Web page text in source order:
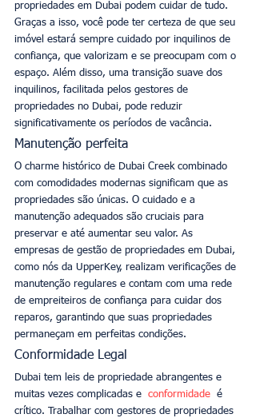
propriedades em Dubai podem cuidar de tudo.
Graças a isso, você pode ter certeza de que seu
imóvel estará sempre cuidado por inquilinos de
confiança, que valorizam e se preocupam com o
espaço. Além disso, uma transição suave dos
inquilinos, facilitada pelos gestores de
propriedades no Dubai, pode reduzir
significativamente os períodos de vacância.
Manutenção perfeita
O charme histórico de Dubai Creek combinado
com comodidades modernas significam que as
propriedades são únicas. O cuidado e a
manutenção adequados são cruciais para
preservar e até aumentar seu valor. As
empresas de gestão de propriedades em Dubai,
como nós da UpperKey, realizam verificações de
manutenção regulares e contam com uma rede
de empreiteiros de confiança para cuidar dos
reparos, garantindo que suas propriedades
permaneçam em perfeitas condições.
Conformidade Legal
Dubai tem leis de propriedade abrangentes e
muitas vezes complicadas e
conformidade
é
crítico. Trabalhar com gestores de propriedades